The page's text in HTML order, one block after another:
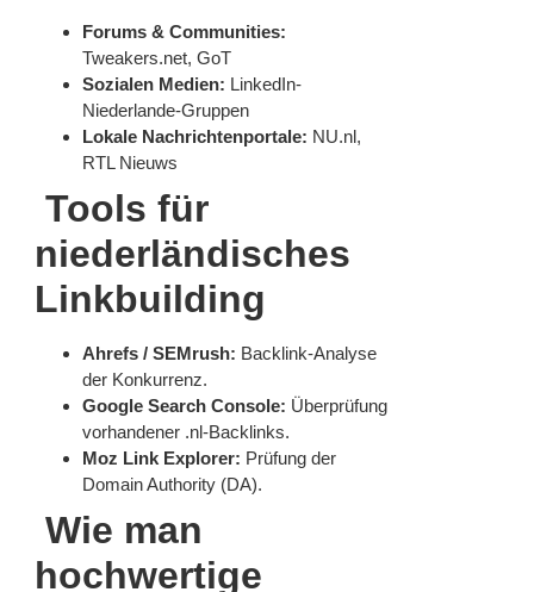
Forums & Communities:
Tweakers.net, GoT
Sozialen Medien: LinkedIn-
Niederlande-Gruppen
Lokale Nachrichtenportale: NU.nl,
RTL Nieuws
Tools für
niederländisches
Linkbuilding
Ahrefs / SEMrush: Backlink-Analyse
der Konkurrenz.
Google Search Console: Überprüfung
vorhandener .nl-Backlinks.
Moz Link Explorer: Prüfung der
Domain Authority (DA).
Wie man
hochwertige